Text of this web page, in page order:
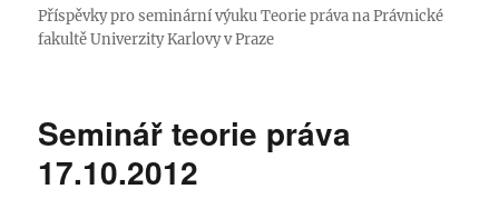
Příspěvky pro seminární výuku Teorie práva na Právnické
fakultě Univerzity Karlovy v Praze
Seminář teorie práva
17.10.2012